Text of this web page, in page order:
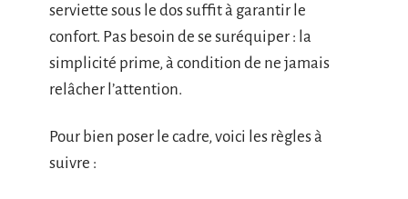
serviette sous le dos suffit à garantir le
confort. Pas besoin de se suréquiper : la
simplicité prime, à condition de ne jamais
relâcher l’attention.
Pour bien poser le cadre, voici les règles à
suivre :